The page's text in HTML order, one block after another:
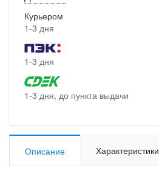
Курьером
1-3 дня
1-3 дня
1-3 дня, до пункта выдачи
Описание Характеристики